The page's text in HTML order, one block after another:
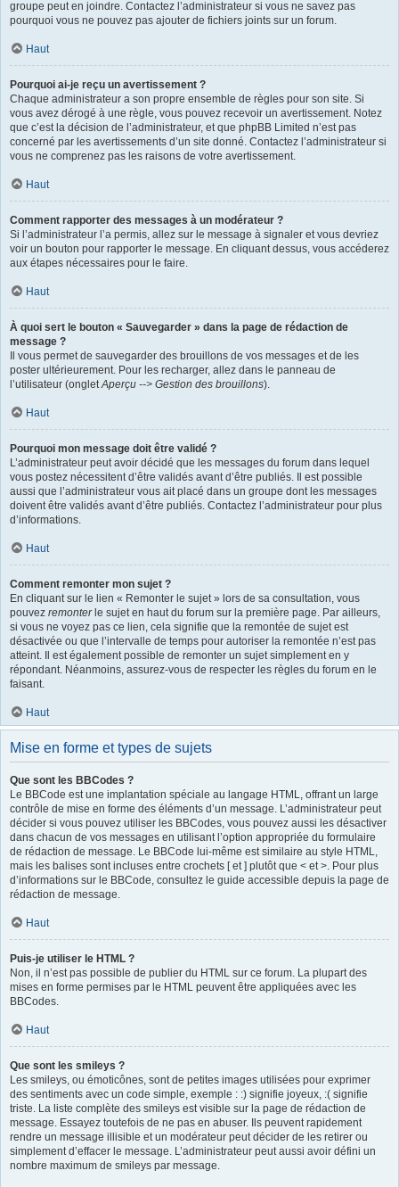
groupe peut en joindre. Contactez l’administrateur si vous ne savez pas
pourquoi vous ne pouvez pas ajouter de fichiers joints sur un forum.
Haut
Pourquoi ai-je reçu un avertissement ?
Chaque administrateur a son propre ensemble de règles pour son site. Si
vous avez dérogé à une règle, vous pouvez recevoir un avertissement. Notez
que c’est la décision de l’administrateur, et que phpBB Limited n’est pas
concerné par les avertissements d’un site donné. Contactez l’administrateur si
vous ne comprenez pas les raisons de votre avertissement.
Haut
Comment rapporter des messages à un modérateur ?
Si l’administrateur l’a permis, allez sur le message à signaler et vous devriez
voir un bouton pour rapporter le message. En cliquant dessus, vous accéderez
aux étapes nécessaires pour le faire.
Haut
À quoi sert le bouton « Sauvegarder » dans la page de rédaction de
message ?
Il vous permet de sauvegarder des brouillons de vos messages et de les
poster ultérieurement. Pour les recharger, allez dans le panneau de
l’utilisateur (ongletAperçu --> Gestion des brouillons).
Haut
Pourquoi mon message doit être validé ?
L’administrateur peut avoir décidé que les messages du forum dans lequel
vous postez nécessitent d’être validés avant d’être publiés. Il est possible
aussi que l’administrateur vous ait placé dans un groupe dont les messages
doivent être validés avant d’être publiés. Contactez l’administrateur pour plus
d’informations.
Haut
Comment remonter mon sujet ?
En cliquant sur le lien « Remonter le sujet » lors de sa consultation, vous
pouvez remonterle sujet en haut du forum sur la première page. Par ailleurs,
si vous ne voyez pas ce lien, cela signifie que la remontée de sujet est
désactivée ou que l’intervalle de temps pour autoriser la remontée n’est pas
atteint. Il est également possible de remonter un sujet simplement en y
répondant. Néanmoins, assurez-vous de respecter les règles du forum en le
faisant.
Haut
Mise en forme et types de sujets
Que sont les BBCodes ?
Le BBCode est une implantation spéciale au langage HTML, offrant un large
contrôle de mise en forme des éléments d’un message. L’administrateur peut
décider si vous pouvez utiliser les BBCodes, vous pouvez aussi les désactiver
dans chacun de vos messages en utilisant l’option appropriée du formulaire
de rédaction de message. Le BBCode lui-même est similaire au style HTML,
mais les balises sont incluses entre crochets [ et ] plutôt que < et >. Pour plus
d’informations sur le BBCode, consultez le guide accessible depuis la page de
rédaction de message.
Haut
Puis-je utiliser le HTML ?
Non, il n’est pas possible de publier du HTML sur ce forum. La plupart des
mises en forme permises par le HTML peuvent être appliquées avec les
BBCodes.
Haut
Que sont les smileys ?
Les smileys, ou émoticônes, sont de petites images utilisées pour exprimer
des sentiments avec un code simple, exemple : :) signifie joyeux, :( signifie
triste. La liste complète des smileys est visible sur la page de rédaction de
message. Essayez toutefois de ne pas en abuser. Ils peuvent rapidement
rendre un message illisible et un modérateur peut décider de les retirer ou
simplement d’effacer le message. L’administrateur peut aussi avoir défini un
nombre maximum de smileys par message.